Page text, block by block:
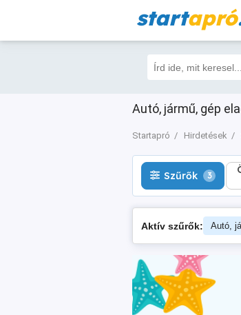
startapró
Autó, jármű, gép
Startapró Hirdetések
Szűrők 3
Szűrők 3
Aktív szűrők: Autó,